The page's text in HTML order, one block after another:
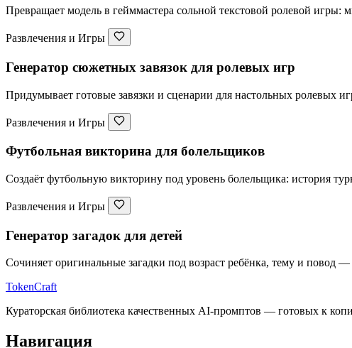
Превращает модель в гейммастера сольной текстовой ролевой
Развлечения и Игры
Генератор сюжетных завязок для ролевых игр
Придумывает готовые завязки и сценарии для настольных ролевых
Развлечения и Игры
Футбольная викторина для болельщиков
Создаёт футбольную викторину под уровень болельщика: история
Развлечения и Игры
Генератор загадок для детей
Сочиняет оригинальные загадки под возраст ребёнка, тему и повод
TokenCraft
Кураторская библиотека качественных AI-промптов — готовых к
Навигация